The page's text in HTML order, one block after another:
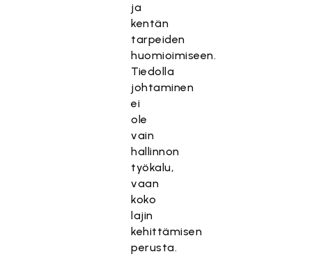
ja
kentän
tarpeiden
huomioimiseen.
Tiedolla
johtaminen
ei
ole
vain
hallinnon
työkalu,
vaan
koko
lajin
kehittämisen
perusta.